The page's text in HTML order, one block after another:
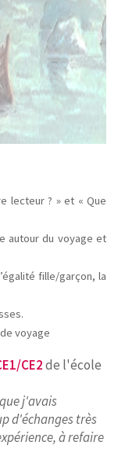
lecteur ? » et « Que
autour du voyage et
fille/garçon, la
voyage
CE2de l'école
j'avais
d'échanges très
à refaire